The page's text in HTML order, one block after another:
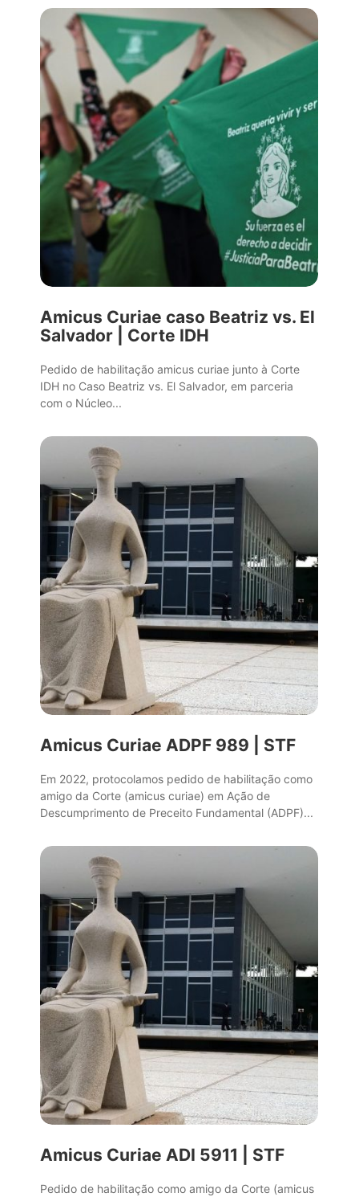
Amicus Curiae caso Beatriz vs. El
Salvador | Corte IDH
Pedido de habilitação amicus curiae junto à Corte
IDH no Caso Beatriz vs. El Salvador, em parceria
com o Núcleo...
Amicus Curiae ADPF 989 | STF
Em 2022, protocolamos pedido de habilitação como
amigo da Corte (amicus curiae) em Ação de
Descumprimento de Preceito Fundamental (ADPF)...
Amicus Curiae ADI 5911 | STF
Pedido de habilitação como amigo da Corte (amicus